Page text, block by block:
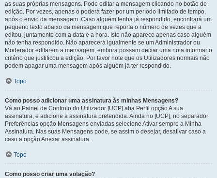
as suas próprias mensagens. Pode editar a mensagem clicando no botão de
edição. Por vezes, apenas o poderá fazer por um período limitado de tempo,
após o envio da mensagem. Caso alguém tenha já respondido, encontrará um
pequeno texto abaixo da mensagem que reporta o número de vezes que a
editou, juntamente com a data e a hora. Isto não aparece apenas caso alguém
não tenha respondido. Não aparecerá igualmente se um Administrador ou
Moderador editarem a mensagem, embora possam deixar uma nota informar o
critério que justificou a edição. Por favor note que os Utilizadores normais não
podem apagar uma mensagem após alguém já ter respondido.
Topo
Como posso adicionar uma assinatura às minhas Mensagens?
Vá ao Painel de Controlo do Utilizador [UCP] aba Perfil opção A sua
assinatura, e adicione a assinatura pretendida. Ainda no [UCP], no separador
Preferências opção Mensagens enviadas selecione Ativar sempre a Minha
Assinatura. Nas suas Mensagens pode, se assim o desejar, desativar caso a
caso a opção Anexar assinatura.
Topo
Como posso criar uma votação?